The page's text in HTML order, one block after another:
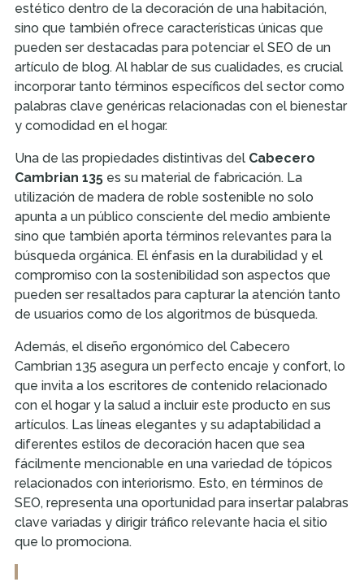
estético dentro de la decoración de una habitación,
sino que también ofrece características únicas que
pueden ser destacadas para potenciar el SEO de un
artículo de blog. Al hablar de sus cualidades, es crucial
incorporar tanto términos específicos del sector como
palabras clave genéricas relacionadas con el bienestar
y comodidad en el hogar.
Una de las propiedades distintivas del Cabecero
Cambrian 135 es su material de fabricación. La
utilización de madera de roble sostenible no solo
apunta a un público consciente del medio ambiente
sino que también aporta términos relevantes para la
búsqueda orgánica. El énfasis en la durabilidad y el
compromiso con la sostenibilidad son aspectos que
pueden ser resaltados para capturar la atención tanto
de usuarios como de los algoritmos de búsqueda.
Además, el diseño ergonómico del Cabecero
Cambrian 135 asegura un perfecto encaje y confort, lo
que invita a los escritores de contenido relacionado
con el hogar y la salud a incluir este producto en sus
artículos. Las líneas elegantes y su adaptabilidad a
diferentes estilos de decoración hacen que sea
fácilmente mencionable en una variedad de tópicos
relacionados con interiorismo. Esto, en términos de
SEO, representa una oportunidad para insertar palabras
clave variadas y dirigir tráfico relevante hacia el sitio
que lo promociona.